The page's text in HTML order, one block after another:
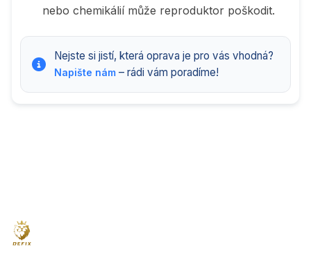
nebo chemikálií může reproduktor poškodit.
Nejste si jistí, která oprava je pro vás vhodná?
Napište nám– rádi vám poradíme!